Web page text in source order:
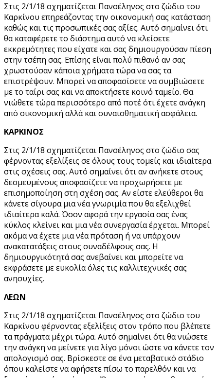
Στις 2/1/18 σχηματίζεται Πανσέληνος στο ζώδιο του
Καρκίνου επηρεάζοντας την οικονομική σας κατάσταση
καθώς και τις προσωπικές σας αξίες. Αυτό σημαίνει ότι
θα καταφέρετε το διάστημα αυτό να κλείσετε
εκκρεμότητες που είχατε και σας δημιουργούσαν πίεση
στην τσέπη σας. Επίσης είναι πολύ πιθανό αν σας
χρωστούσαν κάποια χρήματα τώρα να σας τα
επιστρέψουν. Μπορεί να αποφασίσετε να συμβιώσετε
με το ταίρι σας και να αποκτήσετε κοινό ταμείο. Θα
νιώθετε τώρα περισσότερο από ποτέ ότι έχετε ανάγκη
από οικονομική αλλά και συναισθηματική ασφάλεια.
ΚΑΡΚΙΝΟΣ
Στις 2/1/18 σχηματίζεται Πανσέληνος στο ζώδιο σας
φέρνοντας εξελίξεις σε όλους τους τομείς και ιδιαίτερα
στις σχέσεις σας. Αυτό σημαίνει ότι αν ανήκετε στους
δεσμευμένους αποφασίζετε να προχωρήσετε με
επισημοποίηση στη σχέση σας. Αν είστε ελεύθεροι θα
κάνετε σίγουρα μια νέα γνωριμία που θα εξελιχθεί
ιδιαίτερα καλά. Όσον αφορά την εργασία σας ένας
κύκλος κλείνει και μια νέα συνεργασία έρχεται. Μπορεί
ακόμα να έχετε μια νέα πρόταση ή να υπάρχουν
ανακατατάξεις στους συναδέλφους σας. Η
δημιουργικότητά σας ανεβαίνει και μπορείτε να
εκφράσετε με ευκολία όλες τις καλλιτεχνικές σας
ανησυχίες.
ΛΕΩΝ
Στις 2/1/18 σχηματίζεται Πανσέληνος στο ζώδιο του
Καρκίνου φέρνοντας εξελίξεις στον τρόπο που βλέπετε
τα πράγματα μέχρι τώρα. Αυτό σημαίνει ότι θα νιώσετε
την ανάγκη να μείνετε για λίγο μόνοι ώστε να κάνετε τον
απολογισμό σας. Βρίσκεστε σε ένα μεταβατικό στάδιο
όπου καλείστε να αφήσετε πίσω το παρελθόν και να